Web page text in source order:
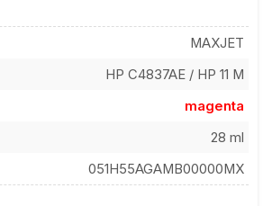
MAXJET
HP C4837AE / HP 11 M
magenta
28 ml
051H55AGAMB00000MX